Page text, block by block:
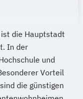
ist die Hauptstadt
In der
und
Vorteil
die günstigen